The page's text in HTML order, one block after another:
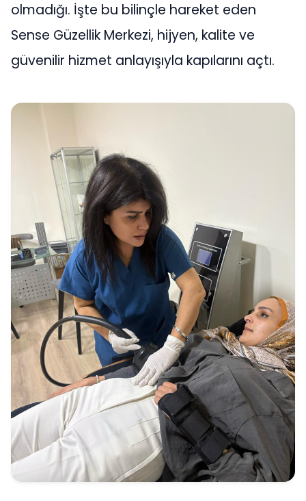
olmadığı. İşte bu bilinçle hareket eden
Sense Güzellik Merkezi, hijyen, kalite ve
güvenilir hizmet anlayışıyla kapılarını açtı.